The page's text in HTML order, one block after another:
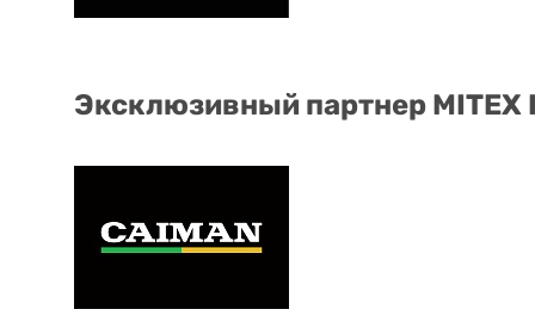
Эксклюзивный партнер